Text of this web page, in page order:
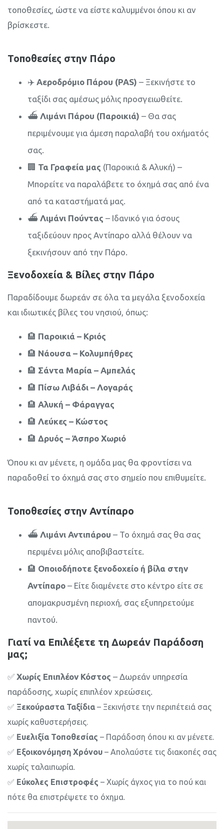
τοποθεσίες, ώστε να είστε καλυμμένοι όπου κι αν
βρίσκεστε.
Τοποθεσίες στην Πάρο
✈️ Αεροδρόμιο Πάρου (PAS) – Ξεκινήστε το
ταξίδι σας αμέσως μόλις προσγειωθείτε.
⛴️ Λιμάνι Πάρου (Παροικιά) – Θα σας
περιμένουμε για άμεση παραλαβή του οχήματός
σας.
🏢 Τα Γραφεία μας (Παροικιά & Αλυκή) –
Μπορείτε να παραλάβετε το όχημά σας από ένα
από τα καταστήματά μας.
⛴️ Λιμάνι Πούντας – Ιδανικό για όσους
ταξιδεύουν προς Αντίπαρο αλλά θέλουν να
ξεκινήσουν από την Πάρο.
Ξενοδοχεία & Βίλες στην Πάρο
Παραδίδουμε δωρεάν σε όλα τα μεγάλα ξενοδοχεία
και ιδιωτικές βίλες του νησιού, όπως:
🏨 Παροικιά – Κριός
🏨 Νάουσα – Κολυμπήθρες
🏨 Σάντα Μαρία – Αμπελάς
🏨 Πίσω Λιβάδι – Λογαράς
🏨 Αλυκή – Φάραγγας
🏨 Λεύκες – Κώστος
🏨 Δρυός – Άσπρο Χωριό
Όπου κι αν μένετε, η ομάδα μας θα φροντίσει να
παραδοθεί το όχημά σας στο σημείο που επιθυμείτε.
Τοποθεσίες στην Αντίπαρο
⛴️ Λιμάνι Αντιπάρου – Το όχημά σας θα σας
περιμένει μόλις αποβιβαστείτε.
🏨 Οποιοδήποτε ξενοδοχείο ή βίλα στην
Αντίπαρο – Είτε διαμένετε στο κέντρο είτε σε
απομακρυσμένη περιοχή, σας εξυπηρετούμε
παντού.
Γιατί να Επιλέξετε τη Δωρεάν Παράδοση
μας;
✅ Χωρίς Επιπλέον Κόστος – Δωρεάν υπηρεσία
παράδοσης, χωρίς επιπλέον χρεώσεις.
✅ Ξεκούραστα Ταξίδια – Ξεκινήστε την περιπέτειά σας
χωρίς καθυστερήσεις.
✅ Ευελιξία Τοποθεσίας – Παράδοση όπου κι αν μένετε.
✅ Εξοικονόμηση Χρόνου – Απολαύστε τις διακοπές σας
χωρίς ταλαιπωρία.
✅ Εύκολες Επιστροφές – Χωρίς άγχος για το πού και
πότε θα επιστρέψετε το όχημα.